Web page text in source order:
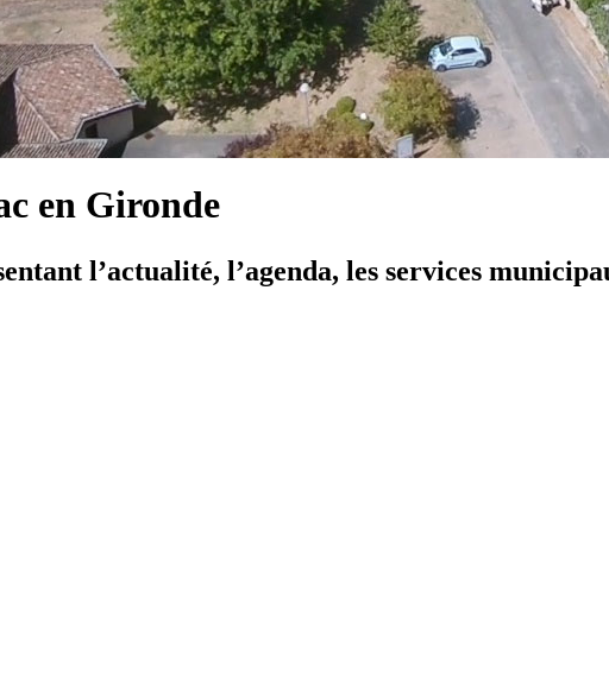
en Gironde
l’actualité, l’agenda, les services